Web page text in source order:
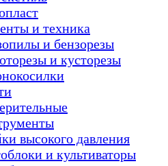
и техника
и бензорезы
и кусторезы
высокого давления
и культиваторы